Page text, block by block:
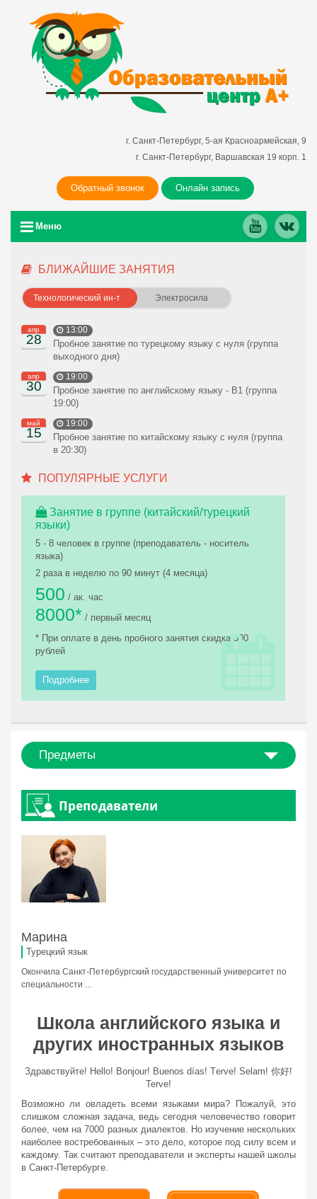
г. Санкт-Петербург, 5-ая Красноармейская, 9
г. Санкт-Петербург, Варшавская 19 корп. 1
Обратный звонок Онлайн запись
Меню
БЛИЖАЙШИЕ ЗАНЯТИЯ
Технологический ин-т Электросила
28
апр 13:00
Пробное занятие по турецкому языку с нуля (группа
выходного дня)
30
апр 19:00
Пробное занятие по английскому языку - В1 (группа
19:00)
15
май 19:00
Пробное занятие по китайскому языку с нуля (группа
в 20:30)
ПОПУЛЯРНЫЕ УСЛУГИ
Занятие в группе (китайский/турецкий
языки)
5 - 8 человек в группе (преподаватель - носитель
языка)
2 раза в неделю по 90 минут (4 месяца)
500 / ак. час
8000* / первый месяц
* При оплате в день пробного занятия скидка 500
рублей
Подробнее
Предметы
Преподаватели
Марина
Турецкий язык
Окончила Санкт-Петербургский государственный университет по
специальности ...
Школа английского языка и
других иностранных языков
Здравствуйте! Hello! Bonjour! Вuenos días! Тerve! Selam! 你好!
Terve!
Возможно ли овладеть всеми языками мира? Пожалуй, это
слишком сложная задача, ведь сегодня человечество говорит
более, чем на 7000 разных диалектов. Но изучение нескольких
наиболее востребованных – это дело, которое под силу всем и
каждому. Так считают преподаватели и эксперты нашей школы
в Санкт-Петербурге.